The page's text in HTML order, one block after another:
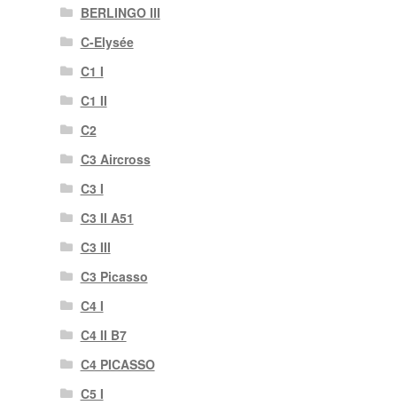
BERLINGO III
C-Elysée
C1 I
C1 II
C2
C3 Aircross
C3 I
C3 II A51
C3 III
C3 Picasso
C4 I
C4 II B7
C4 PICASSO
C5 I